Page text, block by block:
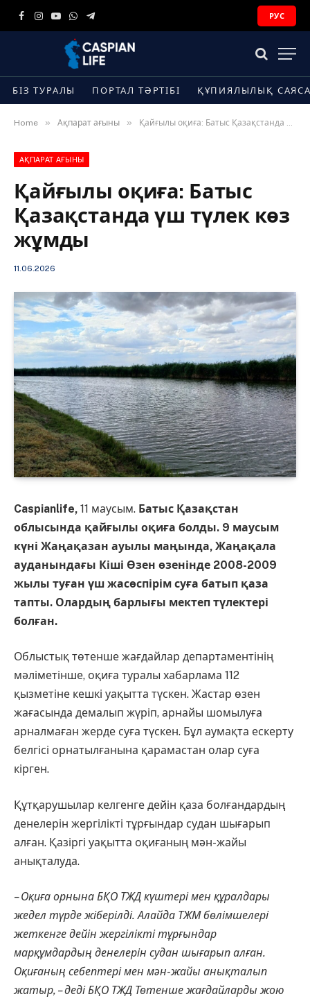
Facebook
Instagram
YouTube
WhatsApp
Telegram
РУС
БІЗ ТУРАЛЫ ПОРТАЛ ТӘРТІБІ ҚҰПИЯЛЫЛЫҚ
Home » Ақпарат ағыны » Қайғылы оқиға: Батыс Қазақстанда үш түлек көз жұмды
АҚПАРАТ АҒЫНЫ
Қайғылы оқиға: Батыс
Қазақстанда үш түлек көз
жұмды
11.06.2026
Caspianlife, 11 маусым. Батыс Қазақстан
облысында қайғылы оқиға болды. 9 маусым
күні Жаңақазан ауылы маңында, Жаңақала
ауданындағы Кіші Өзен өзенінде 2008-2009
жылы туған үш жасөспірім суға батып қаза
тапты. Олардың барлығы мектеп түлектері
болған.
Облыстық төтенше жағдайлар департаментінің
мәліметінше, оқиға туралы хабарлама 112
қызметіне кешкі уақытта түскен. Жастар өзен
жағасында демалып жүріп, арнайы шомылуға
арналмаған жерде суға түскен. Бұл аумақта ескерту
белгісі орнатылғанына қарамастан олар суға
кірген.
Құтқарушылар келгенге дейін қаза болғандардың
денелерін жергілікті тұрғындар судан шығарып
алған. Қазіргі уақытта оқиғаның мән-жайы
анықталуда.
– Оқиға орнына БҚО ТЖД күштері мен құралдары
жедел түрде жіберілді. Алайда ТЖМ бөлімшелері
жеткенге дейін жергілікті тұрғындар
марқұмдардың денелерін судан шығарып алған.
Оқиғаның себептері мен мән-жайы анықталып
жатыр, – деді БҚО ТЖД Төтенше жағдайларды жою